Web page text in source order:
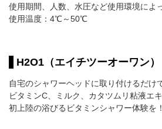
使用期間、人数、水圧など使用環境によ
使用温度：4℃～50℃
H2O1（エイチツーオーワン）
自宅のシャワーヘッドに取り付けるだけ
ビタミンC、ミルク、カタツムリ粘液エ
初上陸の浴びるビタミンシャワー体験を！